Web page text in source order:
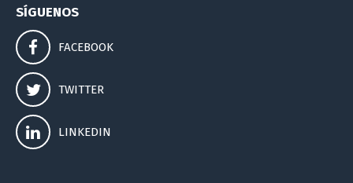
SÍGUENOS
FACEBOOK
TWITTER
LINKEDIN